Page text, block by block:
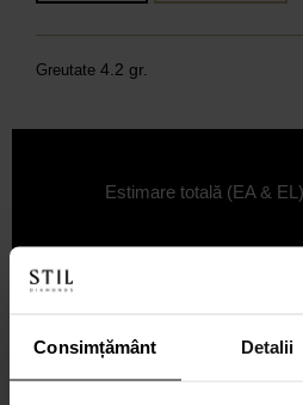
Consimțământ Detalii
Greutate 4.2 gr.
Estimare totală (EA &